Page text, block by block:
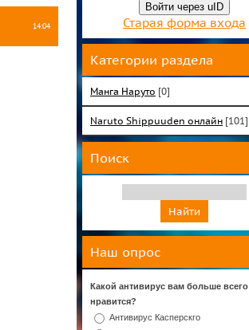
14:04
Войти через uID
Старая форма входа
Категории раздела
Манга Наруто [0]
Naruto Shippuuden онлайн [101]
Поиск
Наш опрос
Какой антивирус вам больше всего
нравится?
Антивирус Касперскго